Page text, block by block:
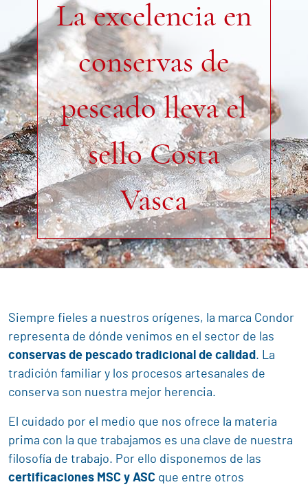
La excelencia en
conservas de
pescado lleva el
sello Costa
Vasca
Siempre fieles a nuestros orígenes, la marca Condor
representa de dónde venimos en el sector de las
conservas de pescado tradicional de calidad . La
tradición familiar y los procesos artesanales de
conserva son nuestra mejor herencia.
El cuidado por el medio que nos ofrece la materia
prima con la que trabajamos es una clave de nuestra
filosofía de trabajo. Por ello disponemos de las
certificaciones MSC y ASC que entre otros